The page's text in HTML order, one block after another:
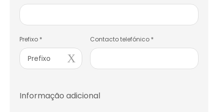
Prefixo *
Prefixo
Contacto telefónico *
Informação adicional